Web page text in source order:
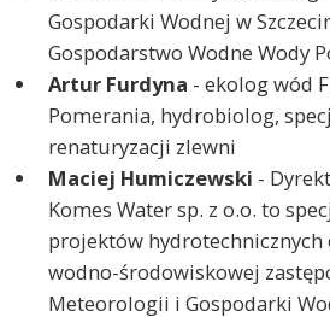
Gospodarki Wodnej w
Gospodarstwo Wodne Wody
Artur Furdyna - ekolog wód
Pomerania, hydrobiolog,
renaturyzacji zlewni
Maciej Humiczewski -
Komes Water sp. z o.o. to
projektów hydrotechnicznych
wodno-środowiskowej
Meteorologii i Gospodarki